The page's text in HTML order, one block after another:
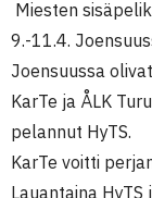
Miesten
9.-11.4.
Joensuussa
KarTe ja ÅLK
pelannut HyTS.
KarTe voitti
Lauantaina